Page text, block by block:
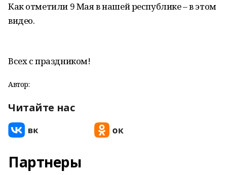
Как отметили 9 Мая в нашей республике – в этом
видео.
Всех с праздником!
Автор:
Читайте нас
Партнеры